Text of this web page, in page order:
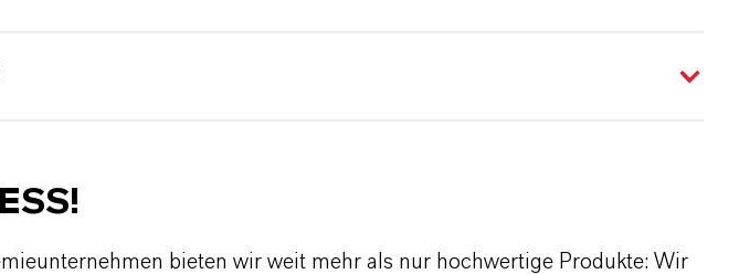
bieten wir weit mehr als nur hochwertige Produkte: Wir